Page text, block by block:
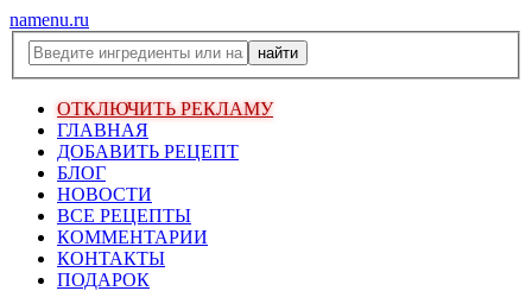
namenu.ru
ОТКЛЮЧИТЬ РЕКЛАМУ
ГЛАВНАЯ
ДОБАВИТЬ РЕЦЕПТ
БЛОГ
НОВОСТИ
ВСЕ РЕЦЕПТЫ
КОММЕНТАРИИ
КОНТАКТЫ
ПОДАРОК